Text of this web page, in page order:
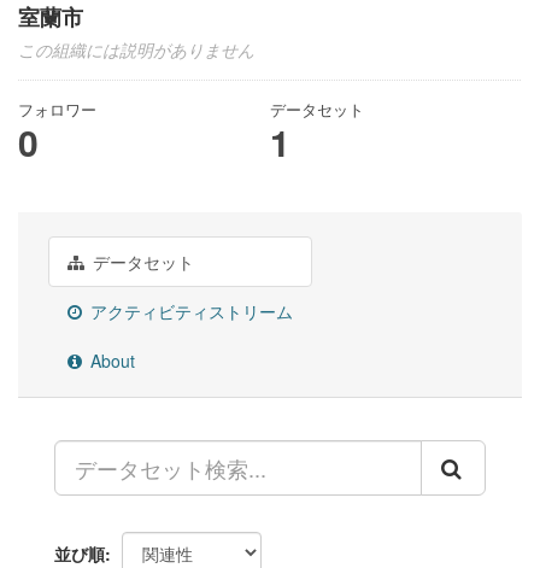
室蘭市
この組織には説明がありません
フォロワー
0
データセット
1
データセット
アクティビティストリーム
About
並び順